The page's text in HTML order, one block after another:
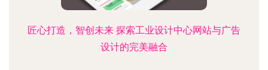
匠心打造，智创未来 探索工业设计中心网站与广告
设计的完美融合